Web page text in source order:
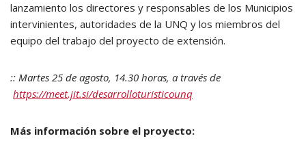
lanzamiento los directores y responsables de los Municipios
intervinientes, autoridades de la UNQ y los miembros del
equipo del trabajo del proyecto de extensión.
:: Martes 25 de agosto, 14.30 horas, a través de
https://meet.jit.si/desarrolloturisticounq
Más información sobre el proyecto: